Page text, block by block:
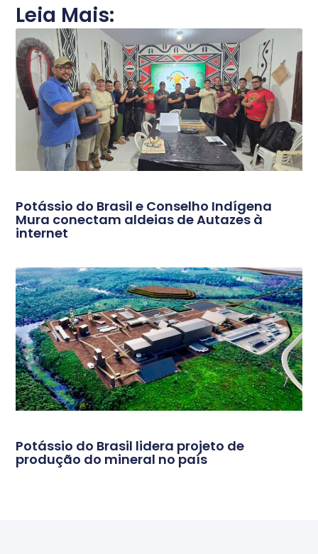
Leia Mais:
Potássio do Brasil e Conselho Indígena
Mura conectam aldeias de Autazes à
internet
Potássio do Brasil lidera projeto de
produção do mineral no país